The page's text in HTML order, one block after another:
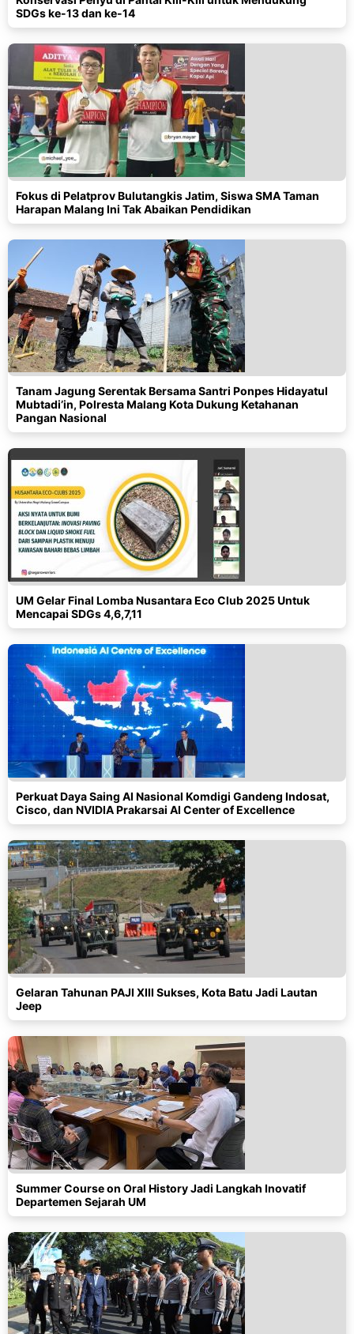
SDGs ke-13 dan ke-14
Fokus di Pelatprov Bulutangkis Jatim, Siswa SMA Taman
Harapan Malang Ini Tak Abaikan Pendidikan
Tanam Jagung Serentak Bersama Santri Ponpes Hidayatul
Mubtadi’in, Polresta Malang Kota Dukung Ketahanan
Pangan Nasional
UM Gelar Final Lomba Nusantara Eco Club 2025 Untuk
Mencapai SDGs 4,6,7,11
Perkuat Daya Saing AI Nasional Komdigi Gandeng Indosat,
Cisco, dan NVIDIA Prakarsai AI Center of Excellence
Gelaran Tahunan PAJI XIII Sukses, Kota Batu Jadi Lautan
Jeep
Summer Course on Oral History Jadi Langkah Inovatif
Departemen Sejarah UM